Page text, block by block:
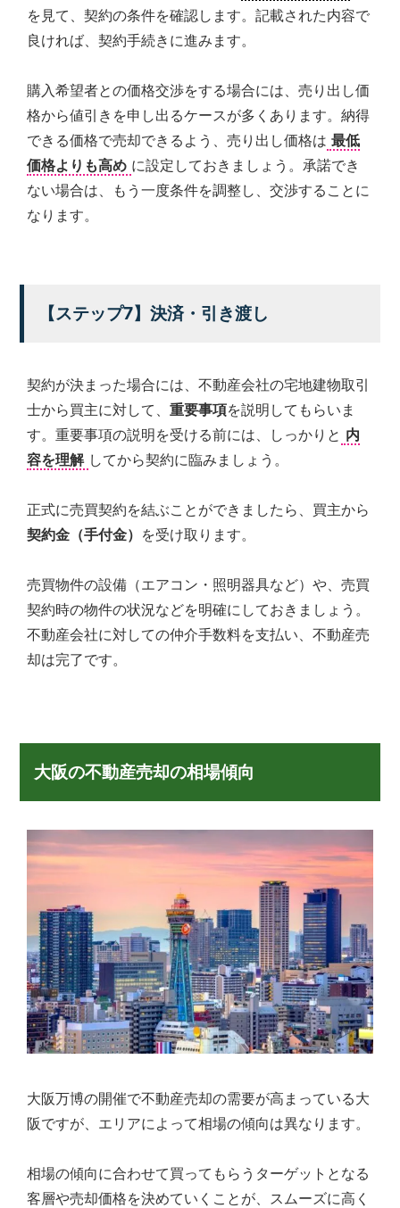
を見て、契約の条件を確認します。記載された内容で
良ければ、契約手続きに進みます。
購入希望者との価格交渉をする場合には、売り出し価
格から値引きを申し出るケースが多くあります。納得
できる価格で売却できるよう、売り出し価格は 最低
価格よりも高め に設定しておきましょう。承諾でき
ない場合は、もう一度条件を調整し、交渉することに
なります。
【ステップ7】決済・引き渡し
契約が決まった場合には、不動産会社の宅地建物取引
士から買主に対して、重要事項を説明してもらいま
す。重要事項の説明を受ける前には、しっかりと 内
容を理解 してから契約に臨みましょう。
正式に売買契約を結ぶことができましたら、買主から
契約金（手付金） を受け取ります。
売買物件の設備（エアコン・照明器具など）や、売買
契約時の物件の状況などを明確にしておきましょう。
不動産会社に対しての仲介手数料を支払い、不動産売
却は完了です。
大阪の不動産売却の相場傾向
大阪万博の開催で不動産売却の需要が高まっている大
阪ですが、エリアによって相場の傾向は異なります。
相場の傾向に合わせて買ってもらうターゲットとなる
客層や売却価格を決めていくことが、スムーズに高く